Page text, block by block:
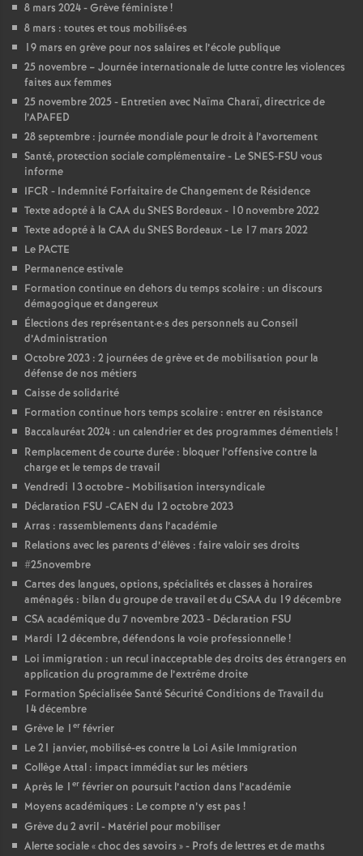
c
o
n
d
d
e
g
r
é
O
r
l
é
a
n
s
T
o
u
8 mars 2024 - Grève féministe!
8 mars : toutes et tous mobilisé·es
19 mars en grève pour nos salaires et l’école publique
25 novembre – Journée internationale de lutte contre les violences
faites aux femmes
25 novembre 2025 - Entretien avec Naïma Charaï, directrice de
l’APAFED
28 septembre : journée mondiale pour le droit à l’avortement
Santé, protection sociale complémentaire - Le SNES-FSU vous
informe
IFCR - Indemnité Forfaitaire de Changement de Résidence
Texte adopté à la CAA du SNES Bordeaux - 10 novembre 2022
Texte adopté à la CAA du SNES Bordeaux - Le 17 mars 2022
Le PACTE
Permanence estivale
Formation continue en dehors du temps scolaire : un discours
démagogique et dangereux
Élections des représentant·e·s des personnels au Conseil
d’Administration
Octobre 2023 : 2 journées de grève et de mobilisation pour la
défense de nos métiers
Caisse de solidarité
Formation continue hors temps scolaire : entrer en résistance
Baccalauréat 2024 : un calendrier et des programmes démentiels !
Remplacement de courte durée : bloquer l’offensive contre la
charge et le temps de travail
Vendredi 13 octobre - Mobilisation intersyndicale
Déclaration FSU -CAEN du 12 octobre 2023
Arras : rassemblements dans l’académie
Relations avec les parents d’élèves : faire valoir ses droits
#25novembre
Cartes des langues, options, spécialités et classes à horaires
aménagés : bilan du groupe de travail et du CSAA du 19 décembre
CSA académique du 7 novembre 2023 - Déclaration FSU
Mardi 12 décembre, défendons la voie professionnelle!
Loi immigration : un recul inacceptable des droits des étrangers en
application du programme de l’extrême droite
Formation Spécialisée Santé Sécurité Conditions de Travail du
14 décembre
Grève le 1 er février
Le 21 janvier, mobilisé-es contre la Loi Asile Immigration
Collège Attal : impact immédiat sur les métiers
Après le 1 er février on poursuit l’action dans l’académie
Moyens académiques : Le compte n’y est pas !
Grève du 2 avril - Matériel pour mobiliser
Alerte sociale «choc des savoirs » - Profs de lettres et de maths